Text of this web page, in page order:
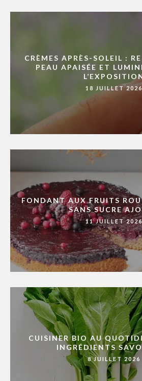
CRÈMES APRÈS-SOLEIL :
PEAU APAISÉE ET
18 JUILLET 2026
FONDANT AUX FRUITS
SANS SUCRE
11 JUILLET 2026
CUISINER BIO AU
INGRÉDIENTS
8 JUILLET 2026